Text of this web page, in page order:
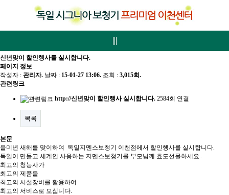
신년맞이 할인행사를 실시합니다.
페이지 정보
작성자 : 관리자. 날짜 : 15-01-27 13:06. 조회 : 3,015회.
관련링크
http://신년맞이 할인행사 실시합니다. 2584회 연결
목록
본문
을미년 새해를 맞이하여 독일지멘스보청기 이천점에서 할인행사를 실시합니다.
독일이 만들고 세계인 사용하는 지멘스보청기를 부모님께 효도선물하세요..
최고의 청능사가
최고의 제품을
최고의 시설장비를 활용하여
최고의 서비스로 모십니다.